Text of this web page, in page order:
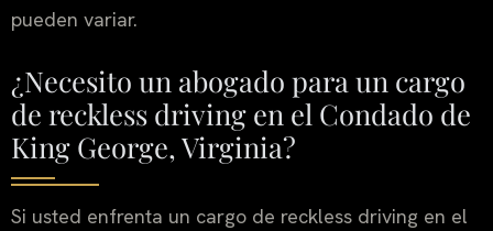
pueden variar.
¿Necesito un abogado para un cargo
de reckless driving en el Condado de
King George, Virginia?
Si usted enfrenta un cargo de reckless driving en el